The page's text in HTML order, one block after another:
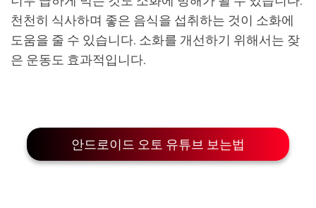
천천히 식사하며 좋은 음식을 섭취하는 것이 소화에
도움을 줄 수 있습니다. 소화를 개선하기 위해서는 잦
은 운동도 효과적입니다.
안드로이드 오토 유튜브 보는법